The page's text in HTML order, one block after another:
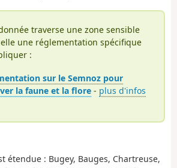
traverse une zone sensible
une réglementation spécifique
:
sur le Semnoz pour
la faune et la flore - plus d'infos
étendue : Bugey, Bauges, Chartreuse,